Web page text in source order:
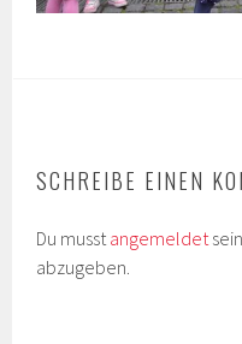
SCHREIBE EINEN
Du musstangemeldet
abzugeben.